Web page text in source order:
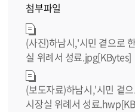
첨부파일
(사진)하남시,'시민 곁으로
실 위례서 성료.jpg[KBytes]
(보도자료)하남시,'시민 곁
시장실 위례서 성료